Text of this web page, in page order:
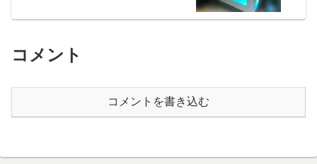
コメント
コメントを書き込む